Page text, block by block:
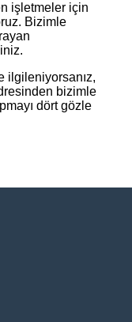
işletmeler için
Bizimle
ilgileniyorsanız,
bizimle
dört gözle